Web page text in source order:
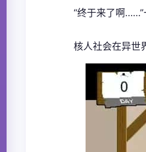
“终于来了啊
核人社会在异世